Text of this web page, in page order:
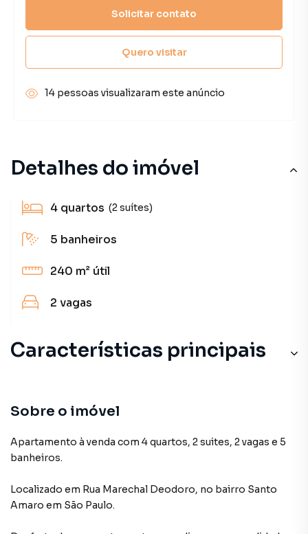
Detalhes do imóvel
4 quartos (2 suítes)
5 banheiros
240 m² útil
2 vagas
Características principais
Sobre o imóvel
Apartamento à venda com 4 quartos, 2 suites, 2 vagas e 5
banheiros.
Localizado em Rua Marechal Deodoro, no bairro Santo
Amaro em São Paulo.
Solicitar contato
Quero visitar
14 pessoas visualizaram este anúncio